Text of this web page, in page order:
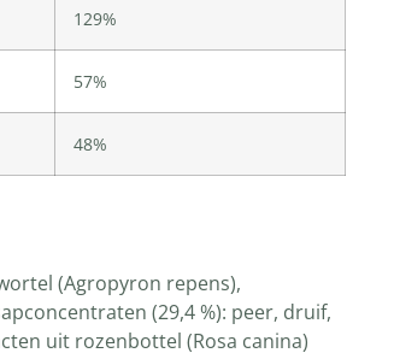
129%
57%
48%
(Agropyron repens),
(29,4 %): peer, druif,
uit rozenbottel (Rosa canina)